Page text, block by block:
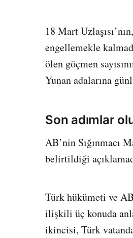
18 Mart
engellemekle
ölen göçmen
Yunan adalarına
Son adımlar
AB’nin Sığınmacı
belirtildiği
Türk hükümeti ve
ilişkili üç konuda
ikincisi, Türk